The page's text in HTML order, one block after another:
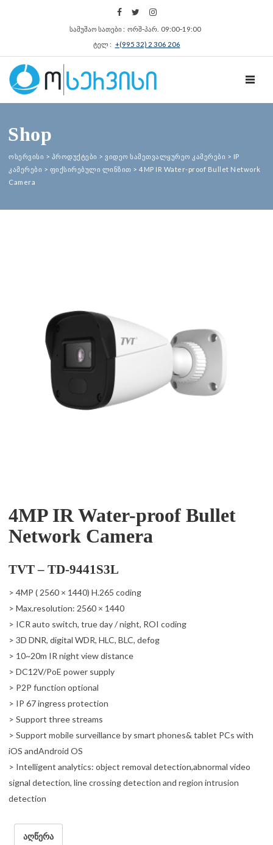
სამუშაო სათები : ორშ‑პარ. 09:00‑19:00
ტელ : +(995 32) 2 306 206
Shop
ოსერვისი > პროდუქტები > ვიდეო სამეთვალყურეო კამერები > IP
კამერები > ფიქსირებული ლინზით > 4MP IR Water-proof Bullet Network
Camera
4MP IR Water-proof Bullet
Network Camera
TVT – TD-9441S3L
> 4MP ( 2560 × 1440) H.265 coding
> Max.resolution: 2560 × 1440
> ICR auto switch, true day / night, ROI coding
> 3D DNR, digital WDR, HLC, BLC, defog
> 10~20m IR night view distance
> DC12V/PoE power supply
> P2P function optional
> IP 67 ingress protection
> Support three streams
> Support mobile surveillance by smart phones& tablet PCs with
iOS andAndroid OS
> Intelligent analytics: object removal detection,abnormal video
signal detection, line crossing detection and region intrusion
detection
აღწერა